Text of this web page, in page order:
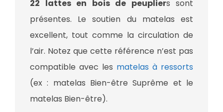
22 lattes en bois de peupliers sont
présentes. Le soutien du matelas est
excellent, tout comme la circulation de
l’air. Notez que cette référence n’est pas
compatible avec les matelas à ressorts
(ex : matelas Bien-être Suprême et le
matelas Bien-être).